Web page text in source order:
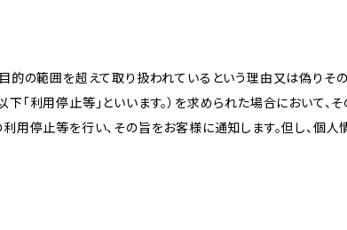
的の範囲を超えて取り扱われているという理由又は偽り
「利用停止等」といいます。）を求められた場合において
停止等を行い、その旨をお客様に通知します。但し、個